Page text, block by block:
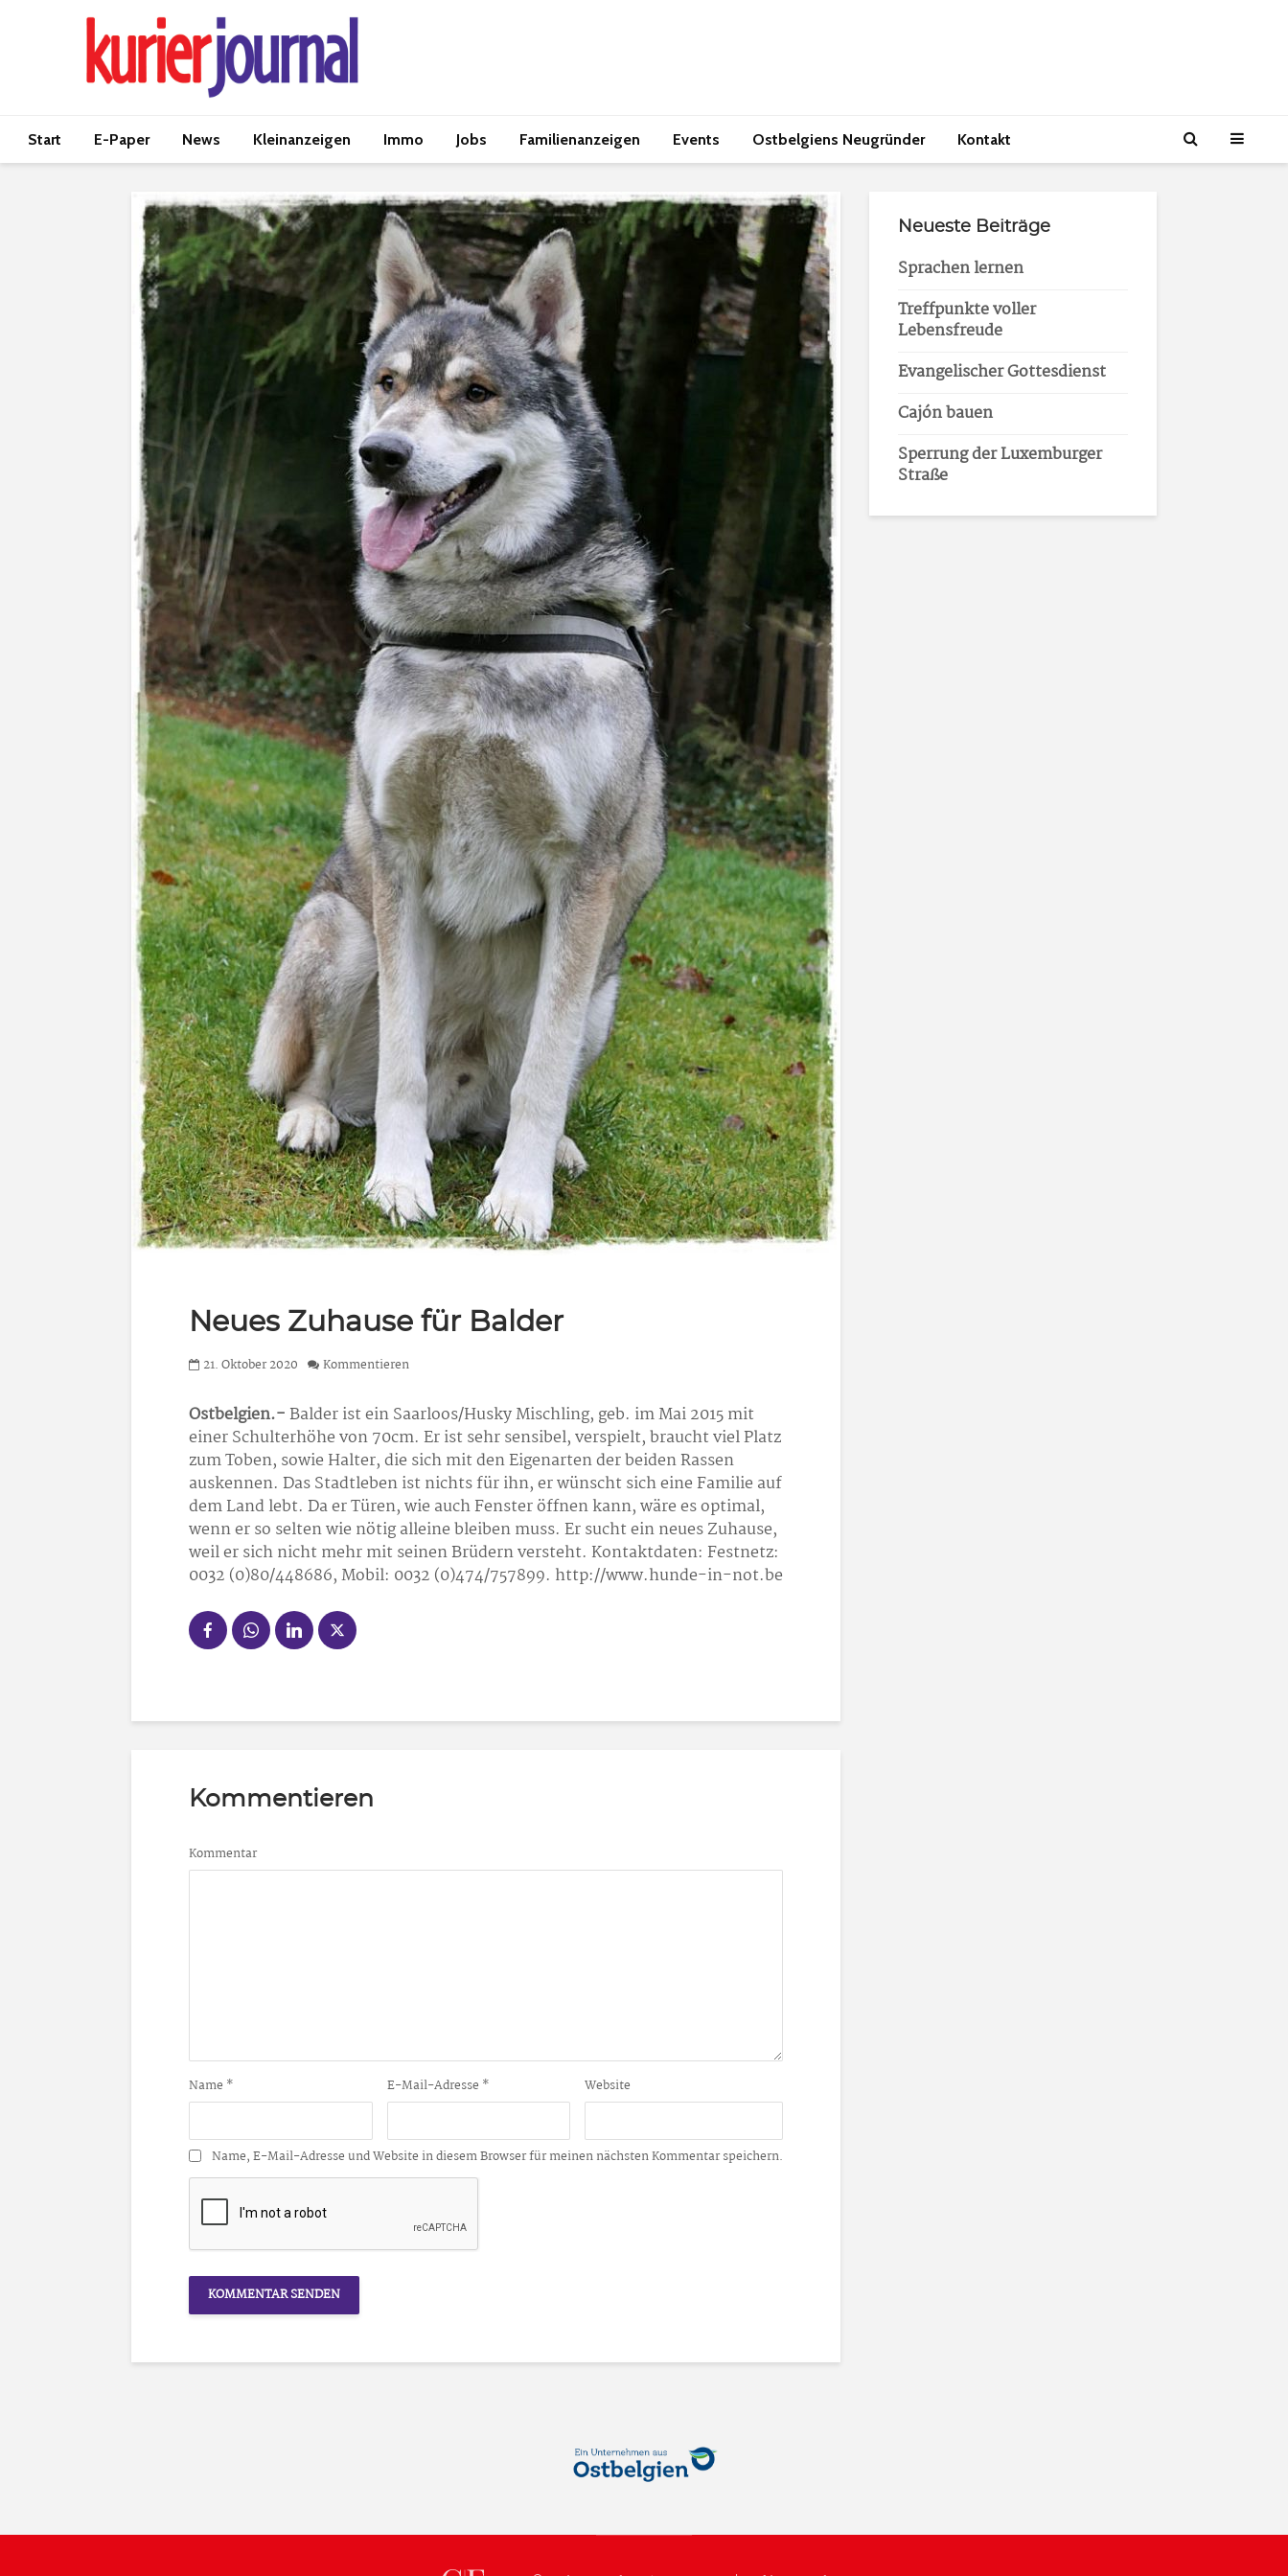
Start E-Paper News Kleinanzeigen Immo Jobs Familienanzeigen Events Ostbelgiens Neugründer Kontakt
Neues Zuhause für Balder
21. Oktober 2020 Kommentieren
Ostbelgien.-Balder ist ein Saarloos/Husky Mischling, geb. im Mai 2015 mit
einer Schulterhöhe von 70cm. Er ist sehr sensibel, verspielt, braucht viel Platz
zum Toben, sowie Halter, die sich mit den Eigenarten der beiden Rassen
auskennen. Das Stadtleben ist nichts für ihn, er wünscht sich eine Familie auf
dem Land lebt. Da er Türen, wie auch Fenster öffnen kann, wäre es optimal,
wenn er so selten wie nötig alleine bleiben muss. Er sucht ein neues Zuhause,
weil er sich nicht mehr mit seinen Brüdern versteht. Kontaktdaten: Festnetz:
0032 (0)80/448686, Mobil: 0032 (0)474/757899. http://www.hunde-in-not.be
Kommentieren
Kommentar
Name * E-Mail-Adresse * Website
Name, E-Mail-Adresse und Website in diesem Browser für meinen nächsten Kommentar speichern.
Neueste Beiträge
Sprachen lernen
Treffpunkte voller
Lebensfreude
Evangelischer Gottesdienst
Cajón bauen
Sperrung der Luxemburger
Straße